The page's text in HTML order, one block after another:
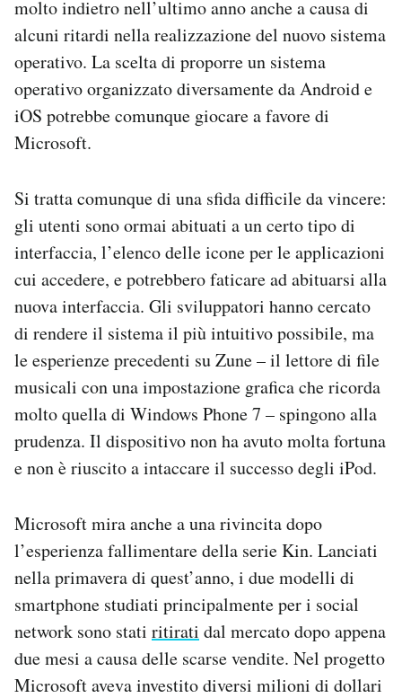
molto indietro nell’ultimo anno anche a causa di
alcuni ritardi nella realizzazione del nuovo sistema
operativo. La scelta di proporre un sistema
operativo organizzato diversamente da Android e
iOS potrebbe comunque giocare a favore di
Microsoft.
Si tratta comunque di una sfida difficile da vincere:
gli utenti sono ormai abituati a un certo tipo di
interfaccia, l’elenco delle icone per le applicazioni
cui accedere, e potrebbero faticare ad abituarsi alla
nuova interfaccia. Gli sviluppatori hanno cercato
di rendere il sistema il più intuitivo possibile, ma
le esperienze precedenti su Zune – il lettore di file
musicali con una impostazione grafica che ricorda
molto quella di Windows Phone 7 – spingono alla
prudenza. Il dispositivo non ha avuto molta fortuna
e non è riuscito a intaccare il successo degli iPod.
Microsoft mira anche a una rivincita dopo
l’esperienza fallimentare della serie Kin. Lanciati
nella primavera di quest’anno, i due modelli di
smartphone studiati principalmente per i social
network sono stati ritirati dal mercato dopo appena
due mesi a causa delle scarse vendite. Nel progetto
Microsoft aveva investito diversi milioni di dollari